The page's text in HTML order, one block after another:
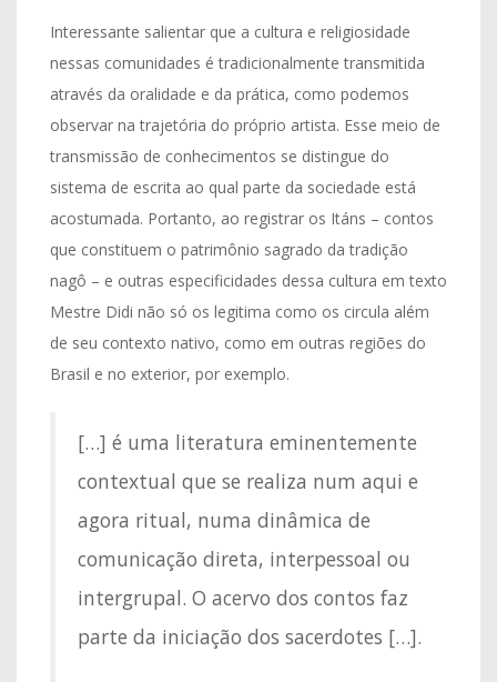
Interessante salientar que a cultura e religiosidade
nessas comunidades é tradicionalmente transmitida
através da oralidade e da prática, como podemos
observar na trajetória do próprio artista. Esse meio de
transmissão de conhecimentos se distingue do
sistema de escrita ao qual parte da sociedade está
acostumada. Portanto, ao registrar os Itáns – contos
que constituem o patrimônio sagrado da tradição
nagô – e outras especificidades dessa cultura em texto
Mestre Didi não só os legitima como os circula além
de seu contexto nativo, como em outras regiões do
Brasil e no exterior, por exemplo.
[…] é uma literatura eminentemente
contextual que se realiza num aqui e
agora ritual, numa dinâmica de
comunicação direta, interpessoal ou
intergrupal. O acervo dos contos faz
parte da iniciação dos sacerdotes […].